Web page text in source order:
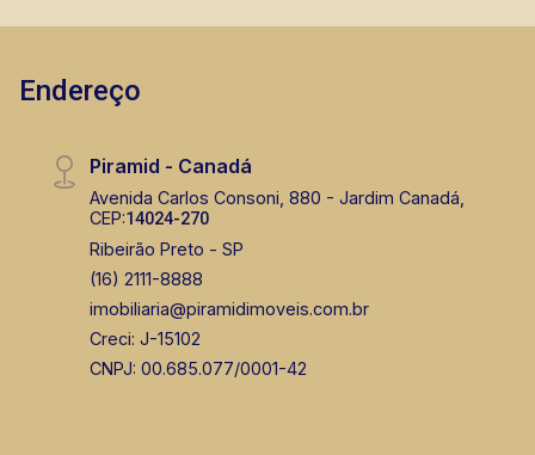
Endereço
Piramid - Canadá
Avenida Carlos Consoni, 880 - Jardim Canadá,
CEP:14024-270
Ribeirão Preto - SP
(16) 2111-8888
imobiliaria@piramidimoveis.com.br
Creci: J-15102
CNPJ: 00.685.077/0001-42